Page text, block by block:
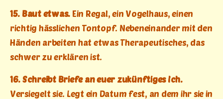
15. Baut etwas. Ein Regal, ein Vogelhaus, einen
richtig hässlichen Tontopf. Nebeneinander mit den
Händen arbeiten hat etwas Therapeutisches, das
schwer zu erklären ist.
16. Schreibt Briefe an euer zukünftiges Ich.
Versiegelt sie. Legt ein Datum fest, an dem ihr sie in